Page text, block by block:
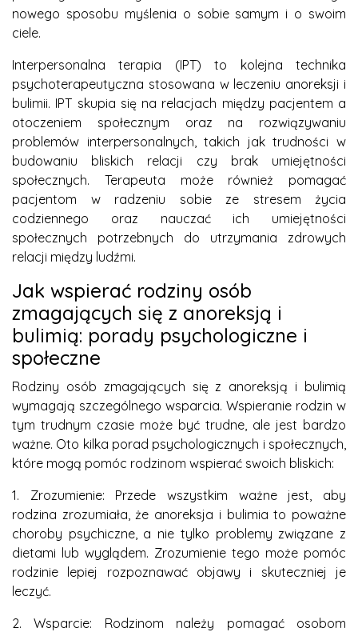
nowego sposobu myślenia o sobie samym i o swoim
ciele.
Interpersonalna terapia (IPT) to kolejna technika
psychoterapeutyczna stosowana w leczeniu anoreksji i
bulimii. IPT skupia się na relacjach między pacjentem a
otoczeniem społecznym oraz na rozwiązywaniu
problemów interpersonalnych, takich jak trudności w
budowaniu bliskich relacji czy brak umiejętności
społecznych. Terapeuta może również pomagać
pacjentom w radzeniu sobie ze stresem życia
codziennego oraz nauczać ich umiejętności
społecznych potrzebnych do utrzymania zdrowych
relacji między ludźmi.
Jak wspierać rodziny osób
zmagających się z anoreksją i
bulimią: porady psychologiczne i
społeczne
Rodziny osób zmagających się z anoreksją i bulimią
wymagają szczególnego wsparcia. Wspieranie rodzin w
tym trudnym czasie może być trudne, ale jest bardzo
ważne. Oto kilka porad psychologicznych i społecznych,
które mogą pomóc rodzinom wspierać swoich bliskich:
1. Zrozumienie: Przede wszystkim ważne jest, aby
rodzina zrozumiała, że anoreksja i bulimia to poważne
choroby psychiczne, a nie tylko problemy związane z
dietami lub wyglądem. Zrozumienie tego może pomóc
rodzinie lepiej rozpoznawać objawy i skuteczniej je
leczyć.
2. Wsparcie: Rodzinom należy pomagać osobom